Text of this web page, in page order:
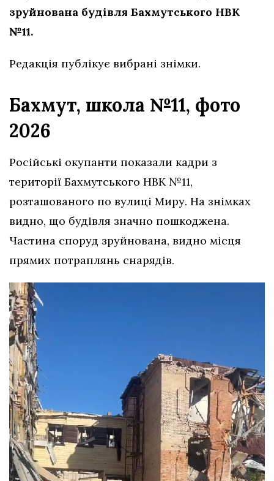
зруйнована будівля Бахмутського НВК
№11.
Редакція публікує вибрані знімки.
Бахмут, школа №11, фото
2026
Російські окупанти показали кадри з
території Бахмутського НВК №11,
розташованого по вулиці Миру. На знімках
видно, що будівля значно пошкоджена.
Частина споруд зруйнована, видно місця
прямих потраплянь снарядів.